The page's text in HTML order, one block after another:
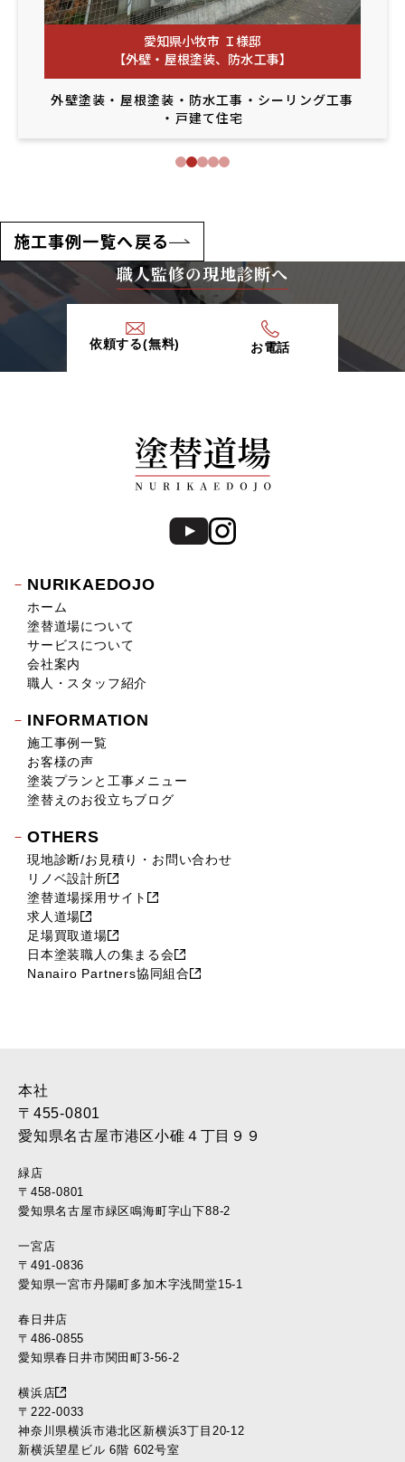
愛知県小牧市 Ｉ様邸
【外壁・屋根塗装、防水工事】
外壁塗装 ・ 屋根塗装 ・ 防水工事 ・ シーリング工事
・ 戸建て住宅
施工事例一覧へ戻る
職人監修の現地診断へ
依頼する(無料) お電話
NURIKAEDOJO
ホーム
塗替道場について
サービスについて
会社案内
職人・スタッフ紹介
INFORMATION
施工事例一覧
お客様の声
塗装プランと工事メニュー
塗替えのお役立ちブログ
OTHERS
現地診断/お見積り・お問い合わせ
リノベ設計所
塗替道場採用サイト
求人道場
足場買取道場
日本塗装職人の集まる会
Nanairo Partners協同組合
本社
〒455-0801
愛知県名古屋市港区小碓４丁目９９
緑店
〒458-0801
愛知県名古屋市緑区鳴海町字山下88-2
一宮店
〒491-0836
愛知県一宮市丹陽町多加木字浅間堂15-1
春日井店
〒486-0855
愛知県春日井市関田町3-56-2
横浜店
〒222-0033
神奈川県横浜市港北区新横浜3丁目20-12
新横浜望星ビル 6階 602号室